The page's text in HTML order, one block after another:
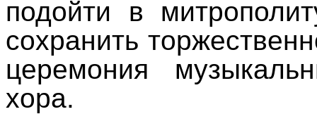
подойти в
сохранить
церемония
хора.